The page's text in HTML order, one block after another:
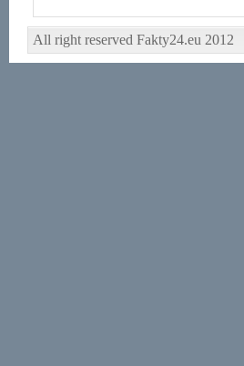
All right reserved Fakty24.eu 2012